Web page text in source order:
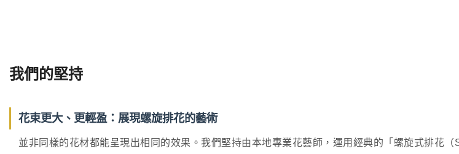
我們的堅持
花束更大、更輕盈：展現螺旋排花的藝術
並非同樣的花材都能呈現出相同的效果。我們堅持由本地專業花藝師，運用經典的「螺旋式排花